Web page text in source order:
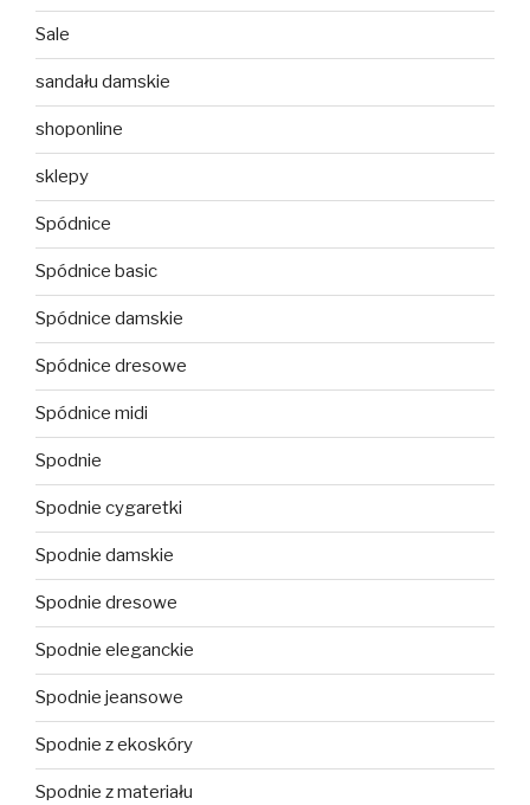
Sale
sandału damskie
shoponline
sklepy
Spódnice
Spódnice basic
Spódnice damskie
Spódnice dresowe
Spódnice midi
Spodnie
Spodnie cygaretki
Spodnie damskie
Spodnie dresowe
Spodnie eleganckie
Spodnie jeansowe
Spodnie z ekoskóry
Spodnie z materiału